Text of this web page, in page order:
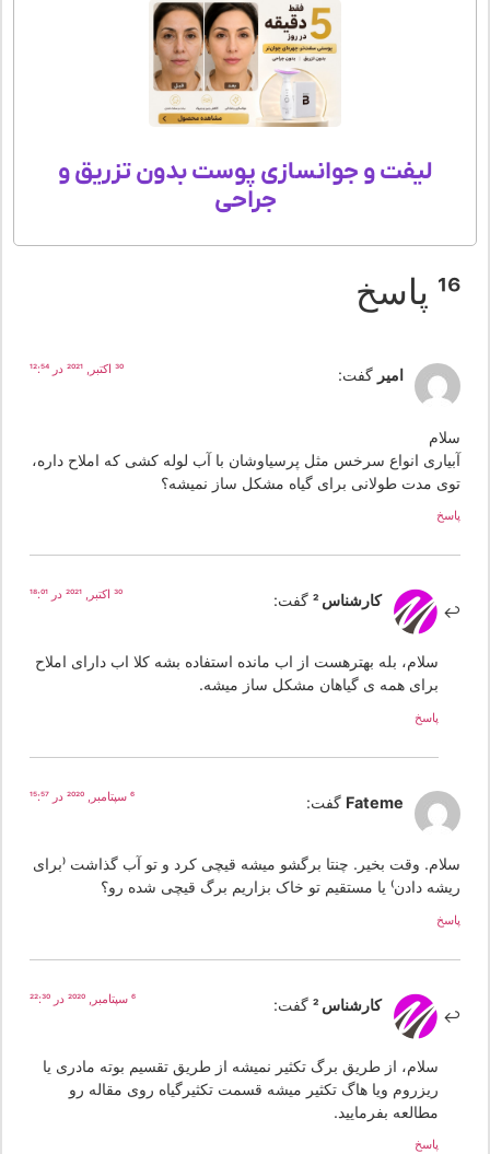
لیفت و جوانسازی پوست بدون تزریق و
جراحی
امیر گفت:
انواع سرخس مثل پرسیاوشان با آب لوله کشی که املاح داره،
مدت طولانی برای گیاه مشکل ساز نمیشه؟
کارشناس 2 گفت:
سلام، بله بهترهست از اب مانده استفاده بشه کلا اب دارای املاح
برای همه ی گیاهان مشکل ساز میشه.
Fateme گفت:
وقت بخیر. چنتا برگشو میشه قیچی کرد و تو آب گذاشت (برای
دادن) یا مستقیم تو خاک بزاریم برگ قیچی شده رو؟
کارشناس 2 گفت:
سلام، از طریق برگ تکثیر نمیشه از طریق تقسیم بوته مادری یا
ریزروم ویا هاگ تکثیر میشه قسمت تکثیرگیاه روی مقاله رو
مطالعه بفرمایید.